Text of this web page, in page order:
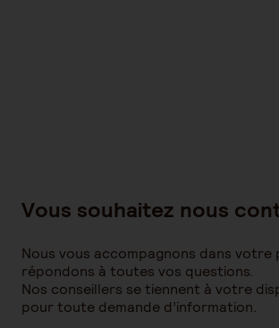
Vous souhaitez nous
Nous vous accompagnons dans
répondons à toutes vos questions.
Nos conseillers se tiennent à votre
pour toute demande d’information.